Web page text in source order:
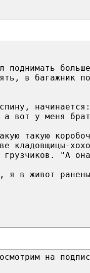
поднимать
в багажник
вот у меня
такую
кладовщицы-
грузчиков. "А
я в живот
на